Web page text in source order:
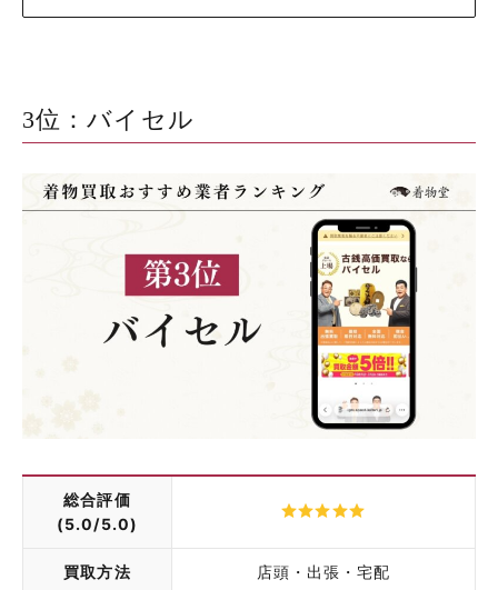
3位：バイセル
総合評価
(5.0/5.0)
買取方法 店頭・出張・宅配